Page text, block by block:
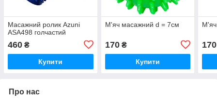
Масажний ролик Azuni
ASA498 голчастий
460 ₴
Купити
М'яч масажний d = 7см
170₴
Купити
170
Про нас